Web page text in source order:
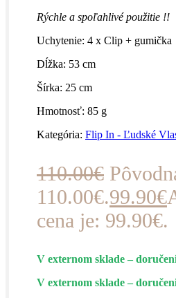
Rýchle a spoľahlivé použitie !!
Uchytenie: 4 x Clip + gumička
Dĺžka: 53 cm
Šírka: 25 cm
Hmotnosť: 85 g
Kategória: Flip In - Ľudské
110.00€
110.00€.99.90€
cena je: 99.90€.
V externom sklade –
V externom sklade –